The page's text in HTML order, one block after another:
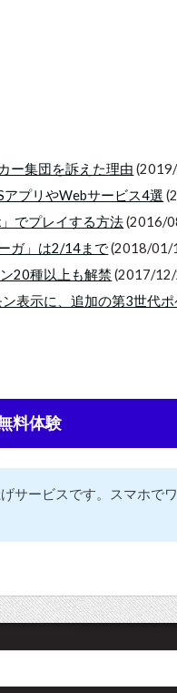
ー集団を訴えた理由
アプリやWebサービス4選
でプレイする方法(2016/
ガ」は2/14まで(2018/01/
20種以上も解禁 (2017/
表示に、追加の第3世代
料体験
サービスです。スマホで